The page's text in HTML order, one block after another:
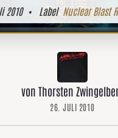
2010• Label Nuclear Blast
von Thorsten
26. JULI 2010